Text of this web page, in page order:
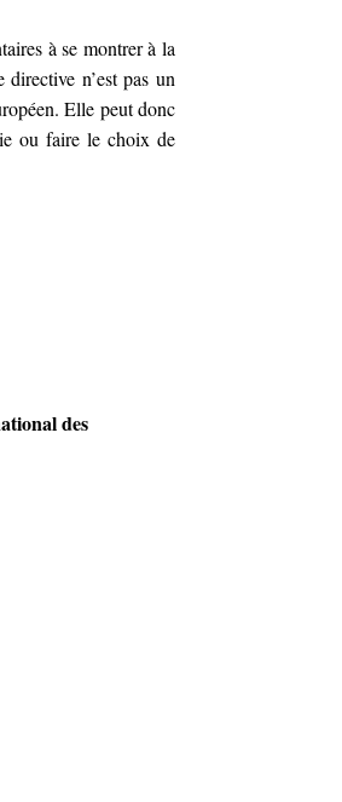
à se montrer à la
directive n’est pas un
Elle peut donc
ou faire le choix de
des